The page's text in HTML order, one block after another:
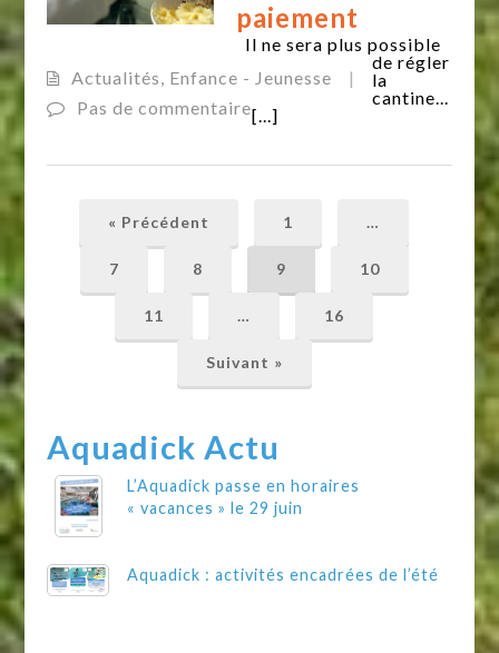
Actualités, Enfance - Jeunesse
|
Pas de commentaire
paiement
Il ne sera plus possible
de régler
la
cantine...
[...]
« Précédent 1 …
7 8 9 10
11 … 16
Suivant »
Aquadick Actu
L’Aquadick passe en horaires
« vacances » le 29 juin
Aquadick : activités encadrées de l’été